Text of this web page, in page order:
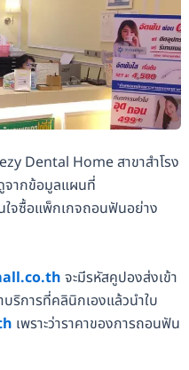
Dental Home สาขาสำโรง
จากข้อมูลแผนที่
ใจซื้อแพ็กเกจถอนฟันอย่าง
จะมีรหัสคูปองส่งเข้า
บริการที่คลินิกเองแล้วนำใบ
เพราะว่าราคาของการถอนฟัน